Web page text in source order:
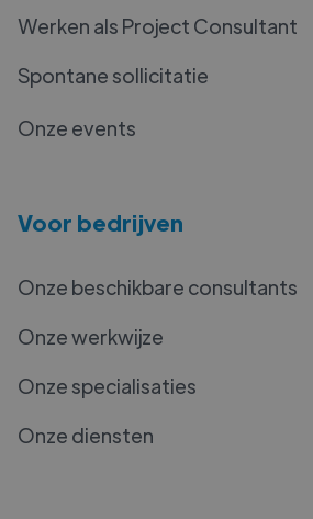
Werken als Project Consultant
Spontane sollicitatie
Onze events
Voor bedrijven
Onze beschikbare consultants
Onze werkwijze
Onze specialisaties
Onze diensten